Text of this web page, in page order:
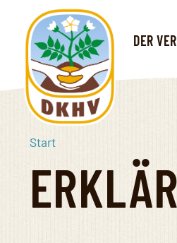
Deutscher
Kartoffelhandelsverband
DER
Start